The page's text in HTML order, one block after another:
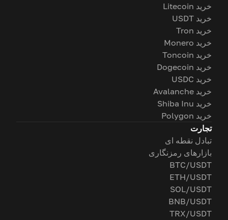
خرید Litecoin
خرید USDT
خرید Tron
خرید Monero
خرید Toncoin
خرید Dogecoin
خرید USDC
خرید Avalanche
خرید Shiba Inu
خرید Polygon
تجارت
تبادل نقطه ای
بازارهای رمزنگاری
BTC/USDT
ETH/USDT
SOL/USDT
BNB/USDT
TRX/USDT